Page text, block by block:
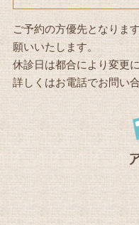
ご予約の方優先となりま
願いいたします。
休診日は都合により変更
詳しくはお電話でお問い